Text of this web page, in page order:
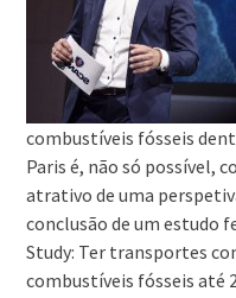
combustíveis fósseis
Paris é, não só possível,
atrativo de uma
conclusão de um estudo
Study: Ter transportes
combustíveis fósseis até